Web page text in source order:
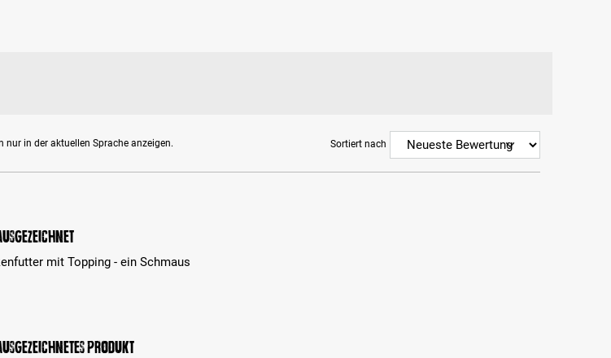
nur in der aktuellen Sprache anzeigen. Sortiert nach
mit Topping - ein Schmaus
Produkt